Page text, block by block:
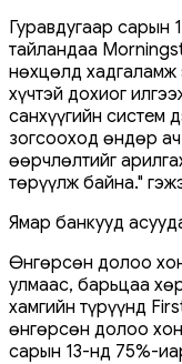
Гуравдугаар сарын
тайландаа
нөхцөлд хадгаламж
хүчтэй дохиог
санхүүгийн систем
зогсооход өндөр
өөрчлөлтийг
төрүүлж байна."
Ямар банкууд
Өнгөрсөн долоо
улмаас, барьцаа
хамгийн түрүүнд
өнгөрсөн долоо
сарын 13-нд 75%-